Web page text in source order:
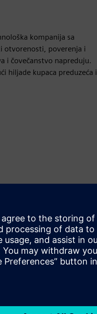
kompanija sa
otvorenosti, poverenja i
i čovečanstvo napreduju.
hiljade kupaca preduzeća i
product /
or creates a new
of Siemens Xcelerator
Xcelerator
to implement,